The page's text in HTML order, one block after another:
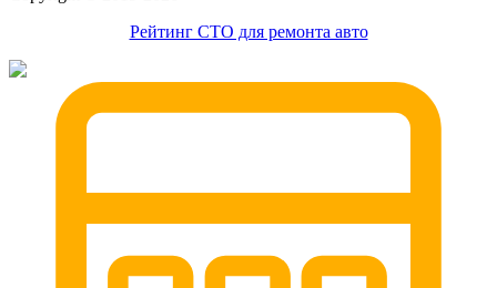
Новгород - климовск
эвакуатор павловский посад
мотоэвакуатор
эвакуатор прицепов
Рейтинг СТО для ремонта авто